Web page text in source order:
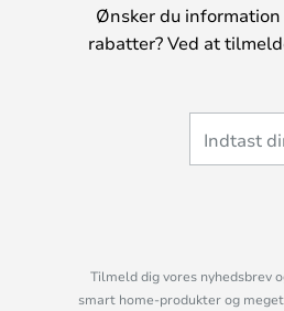
Ønsker du
rabatter? Ved at
Tilmeld dig vores nyhedsbrev
smart home-produkter og